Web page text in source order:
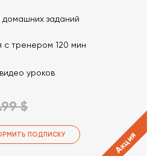
заданий
с тренером 120 мин
уроков
$
ПОДПИСКУ Акция